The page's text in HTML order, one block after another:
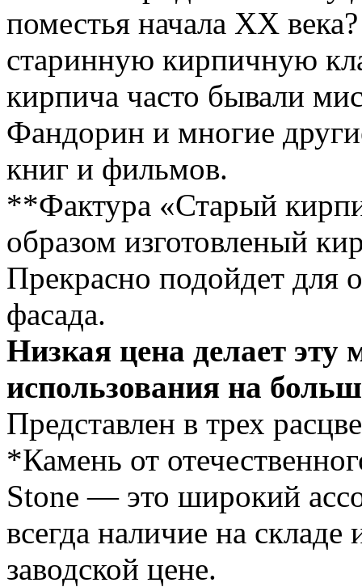
поместья начала XX
старинную кирпичную
кирпича часто бывали
Фандорин и многие
книг и фильмов.
**Фактура «Старый
образом изготовленый
Прекрасно подойдет для
фасада.
Низкая цена делает эту
использования на
Представлен в трех
*Камень от
Stone — это широкий
всегда наличие на складе
заводской цене.